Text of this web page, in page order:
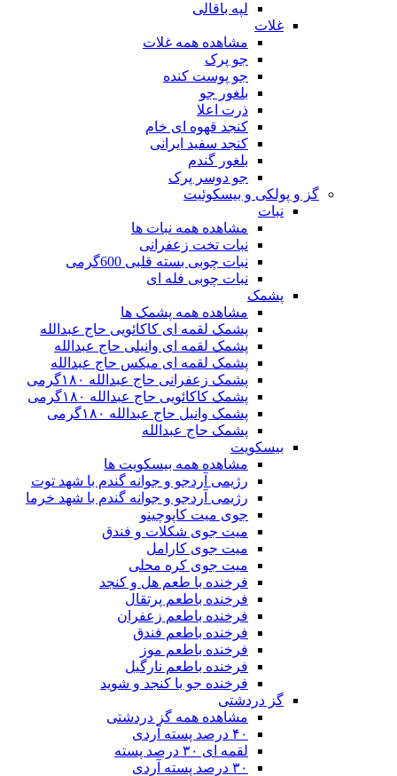
لپه باقالی
غلات
مشاهده همه غلات
جو پرک
جو پوست کنده
بلغور جو
ذرت اعلا
کنجد قهوه ای خام
کنجد سفید ایرانی
بلغور گندم
جو دوسر پرک
گز و پولکی و بیسکوئیت
نبات
مشاهده همه نبات ها
نبات تخت زعفرانی
نبات چوبی بسته قلبی 600گرمی
نبات چوبی فله ای
پشمک
مشاهده همه پشمک ها
پشمک لقمه ای کاکائویی حاج عبدالله
پشمک لقمه ای وانیلی حاج عبدالله
پشمک لقمه ای میکس حاج عبدالله
پشمک زعفرانی حاج عبدالله ۱۸۰گرمی
پشمک کاکائویی حاج عبدالله ۱۸۰گرمی
پشمک وانیل حاج عبدالله ۱۸۰گرمی
پشمک حاج عبدالله
بیسکویت
مشاهده همه بیسکویت ها
رژیمی آردجو و جوانه گندم با شهد توت
رژیمی آردجو و جوانه گندم با شهد خرما
جوی میت کاپوچینو
میت جوی شکلات و فندق
میت جوی کارامل
میت جوی کره محلی
فرخنده با طعم هل و کنجد
فرخنده باطعم پرتقال
فرخنده باطعم زعفران
فرخنده باطعم فندق
فرخنده باطعم موز
فرخنده باطعم نارگیل
فرخنده جو با کنجد و شوید
گز دردشتی
مشاهده همه گز دردشتی
۴۰ درصد پسته آردی
لقمه ای ۳۰ درصد پسته
۳۰ درصد پسته آردی